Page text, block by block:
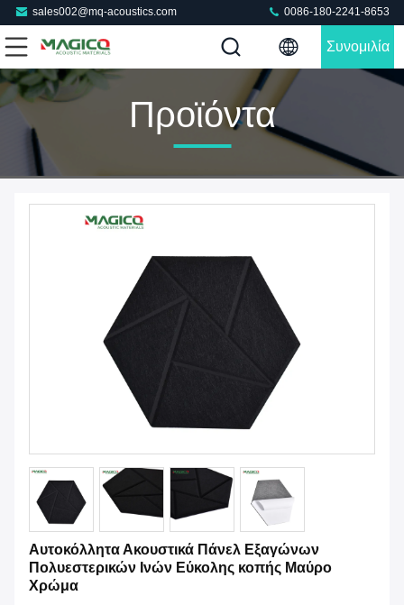
sales002@mq-acoustics.com 0086-180-2241-8653
Συνομιλία
Προϊόντα
Αυτοκόλλητα Ακουστικά Πάνελ Εξαγώνων
Πολυεστερικών Ινών Εύκολης κοπής Μαύρο
Χρώμα